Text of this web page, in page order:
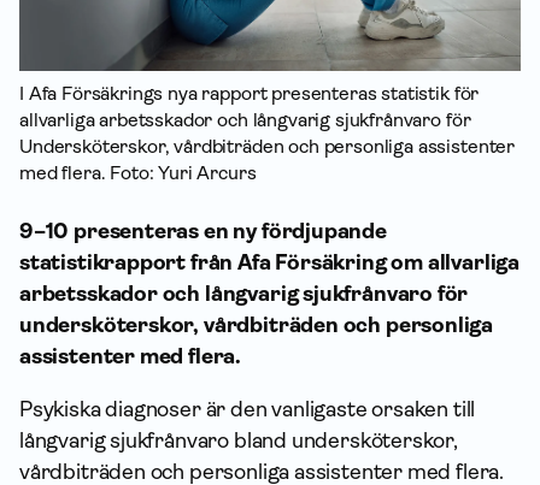
I Afa Försäkrings nya rapport presenteras statistik för
allvarliga arbets­skador och långvarig sjukfrånvaro för
Undersköterskor, vårdbiträden och personliga assistenter
med flera. Foto: Yuri Arcurs
9–10 presenteras en ny fördjupande
statistikrapport från Afa Försäkring om allvarliga
arbetsskador och långvarig sjukfrånvaro för
undersköterskor, vårdbiträden och personliga
assistenter med flera.
Psykiska diagnoser är den vanligaste orsaken till
långvarig sjukfrånvaro bland undersköterskor,
vårdbiträden och personliga assistenter med flera.